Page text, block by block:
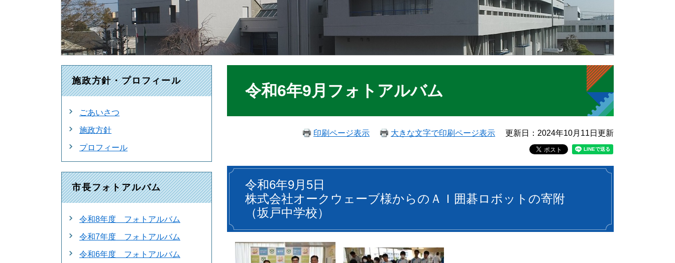
令和6年9月フォトアルバム
印刷ページ表示 大きな文字で印刷ページ表示 更新日：2024年10月11日更新
令和6年9月5日
株式会社オークウェーブ様からのＡＩ囲碁ロボットの寄附
（坂戸中学校）
施政方針・プロフィール
ごあいさつ
施政方針
プロフィール
市長フォトアルバム
令和8年度 フォトアルバム
令和7年度 フォトアルバム
令和6年度 フォトアルバム